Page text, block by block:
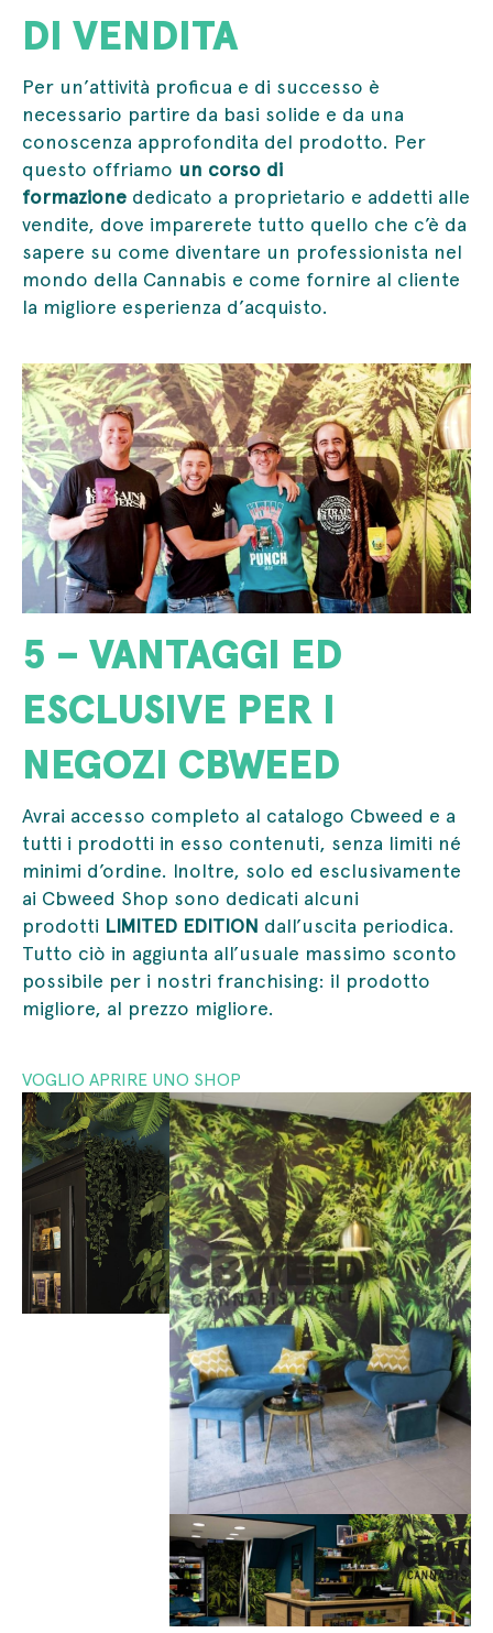
DI VENDITA
Per un’attività proficua e di successo è
necessario partire da basi solide e da una
conoscenza approfondita del prodotto. Per
questo offriamo un corso di
formazione dedicato a proprietario e addetti alle
vendite, dove imparerete tutto quello che c’è da
sapere su come diventare un professionista nel
mondo della Cannabis e come fornire al cliente
la migliore esperienza d’acquisto.
5 – VANTAGGI ED
ESCLUSIVE PER I
NEGOZI CBWEED
Avrai accesso completo al catalogo Cbweed e a
tutti i prodotti in esso contenuti, senza limiti né
minimi d’ordine. Inoltre, solo ed esclusivamente
ai Cbweed Shop sono dedicati alcuni
prodotti LIMITED EDITION dall’uscita periodica.
Tutto ciò in aggiunta all’usuale massimo sconto
possibile per i nostri franchising: il prodotto
migliore, al prezzo migliore.
VOGLIO APRIRE UNO SHOP